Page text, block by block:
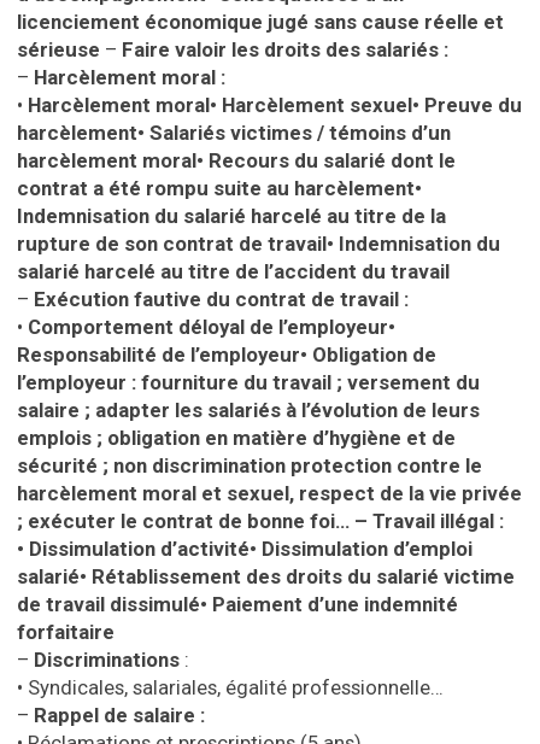
licenciement économique jugé sans cause réelle et
sérieuse – Faire valoir les droits des salariés :
– Harcèlement moral :
• Harcèlement moral• Harcèlement sexuel• Preuve du
harcèlement• Salariés victimes / témoins d’un
harcèlement moral• Recours du salarié dont le
contrat a été rompu suite au harcèlement•
Indemnisation du salarié harcelé au titre de la
rupture de son contrat de travail• Indemnisation du
salarié harcelé au titre de l’accident du travail
– Exécution fautive du contrat de travail :
• Comportement déloyal de l’employeur•
Responsabilité de l’employeur• Obligation de
l’employeur : fourniture du travail ; versement du
salaire ; adapter les salariés à l’évolution de leurs
emplois ; obligation en matière d’hygiène et de
sécurité ; non discrimination protection contre le
harcèlement moral et sexuel, respect de la vie privée
; exécuter le contrat de bonne foi… – Travail illégal :
• Dissimulation d’activité• Dissimulation d’emploi
salarié• Rétablissement des droits du salarié victime
de travail dissimulé• Paiement d’une indemnité
forfaitaire
– Discriminations :
• Syndicales, salariales, égalité professionnelle…
– Rappel de salaire :